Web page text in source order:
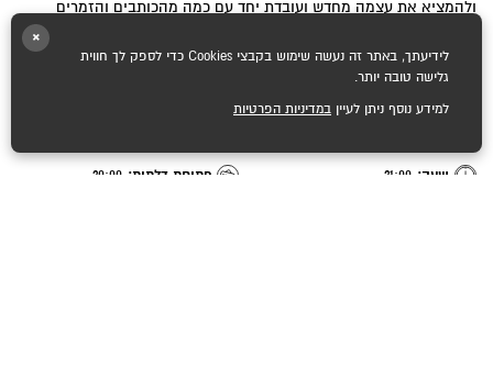
ולהמציא את עצמה מחדש ועובדת יחד עם כמה מהכותבים והזמרים
שעה: 21:00 פתיחת דלתות: 20:00
×
לידיעתך, באתר זה נעשה שימוש בקבצי Cookies כדי לספק לך חווית
גלישה טובה יותר.
למידע נוסף ניתן לעיין במדיניות הפרטיות